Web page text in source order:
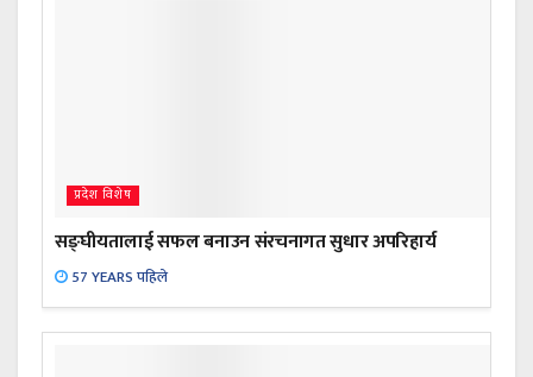
प्रदेश विशेष
सङ्घीयतालाई सफल बनाउन संरचनागत सुधार अपरिहार्य
57 YEARS पहिले